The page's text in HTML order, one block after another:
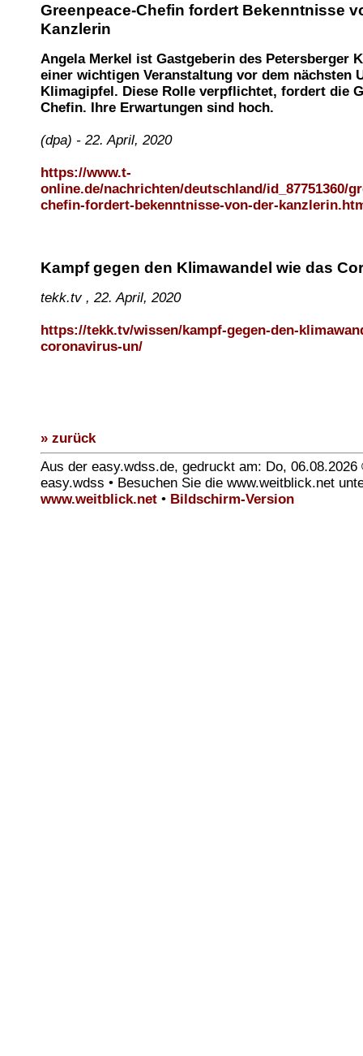
Greenpeace-Chefin fordert Bekenntnisse
Kanzlerin
Angela Merkel ist Gastgeberin des Petersberger
einer wichtigen Veranstaltung vor dem nächsten
Klimagipfel. Diese Rolle verpflichtet, fordert die
Chefin. Ihre Erwartungen sind hoch.
(dpa) - 22. April, 2020
https://www.t-
online.de/nachrichten/deutschland/id_87751360/
chefin-fordert-bekenntnisse-von-der-
Kampf gegen den Klimawandel wie das
tekk.tv , 22. April, 2020
https://tekk.tv/wissen/kampf-gegen-den-
coronavirus-un/
» zurück
Aus der easy.wdss.de, gedruckt am: Do, 06.08.2026
easy.wdss • Besuchen Sie die www.weitblick.net
www.weitblick.net • Bildschirm-Version